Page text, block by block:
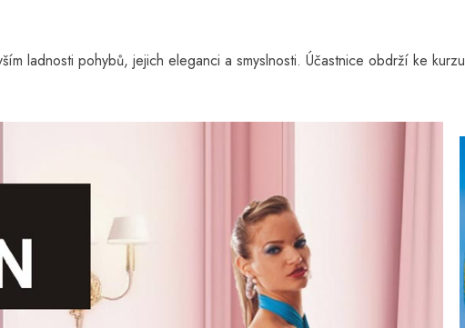
ladnosti pohybů, jejich eleganci a smyslnosti. Účastnice obdrží ke kurzu